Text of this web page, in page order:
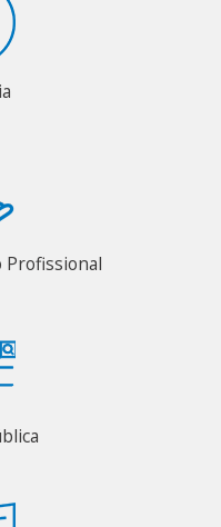
Profissional